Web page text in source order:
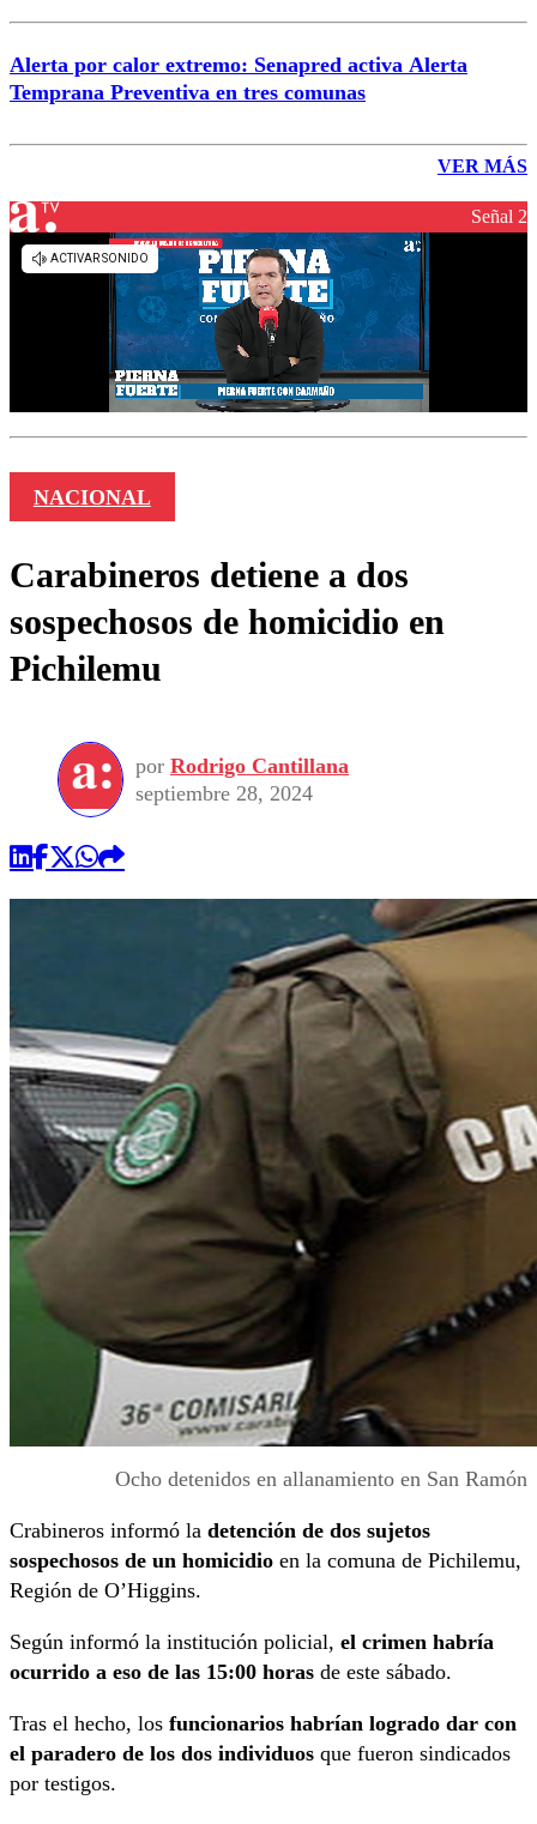
Alerta por calor extremo: Senapred activa Alerta
Temprana Preventiva en tres comunas
VER MÁS
Señal 2
NACIONAL
Carabineros detiene a dos
sospechosos de homicidio en
Pichilemu
por Rodrigo Cantillana
septiembre 28, 2024
Ocho detenidos en allanamiento en San Ramón
Crabineros informó la detención de dos sujetos
sospechosos de un homicidio en la comuna de Pichilemu,
Región de O’Higgins.
Según informó la institución policial, el crimen habría
ocurrido a eso de las 15:00 horas de este sábado.
Tras el hecho, los funcionarios habrían logrado dar con
el paradero de los dos individuos que fueron sindicados
por testigos.